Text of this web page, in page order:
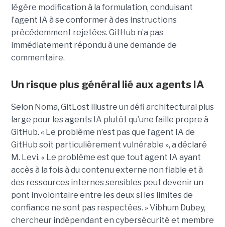
légère modification à la formulation, conduisant
l’agent IA à se conformer à des instructions
précédemment rejetées. GitHub n’a pas
immédiatement répondu à une demande de
commentaire.
Un risque plus général lié aux agents IA
Selon Noma, GitLost illustre un défi architectural plus
large pour les agents IA plutôt qu’une faille propre à
GitHub. « Le problème n’est pas que l’agent IA de
GitHub soit particulièrement vulnérable », a déclaré
M. Levi. « Le problème est que tout agent IA ayant
accès à la fois à du contenu externe non fiable et à
des ressources internes sensibles peut devenir un
pont involontaire entre les deux si les limites de
confiance ne sont pas respectées. » Vibhum Dubey,
chercheur indépendant en cybersécurité et membre